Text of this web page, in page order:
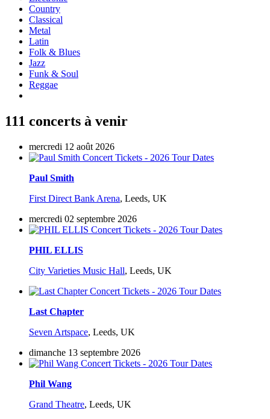
Country
Classical
Metal
Latin
Folk & Blues
Jazz
Funk & Soul
Reggae
111 concerts à venir
mercredi 12 août 2026
Paul Smith
First Direct Bank Arena, Leeds, UK
mercredi 02 septembre 2026
PHIL ELLIS
City Varieties Music Hall, Leeds, UK
Last Chapter
Seven Artspace, Leeds, UK
dimanche 13 septembre 2026
Phil Wang
Grand Theatre, Leeds, UK